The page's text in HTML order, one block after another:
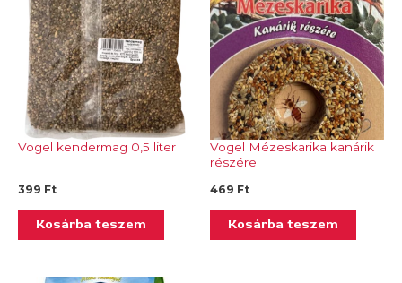
Vogel kendermag 0,5 liter
399 Ft
Kosárba teszem
Vogel Mézeskarika kanárik
részére
469 Ft
Kosárba teszem